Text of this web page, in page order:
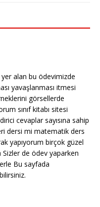
yer alan bu ödevimizde
yavaşlanması itmesi
görsellerde
sınıf kitabı sitesi
cevaplar sayısına sahip
dersi mi matematik ders
yapıyorum birçok güzel
de ödev yaparken
Bu sayfada